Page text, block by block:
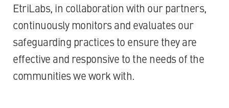
EtriLabs, in collaboration with our partners,
continuously monitors and evaluates our
safeguarding practices to ensure they are
effective and responsive to the needs of the
communities we work with.